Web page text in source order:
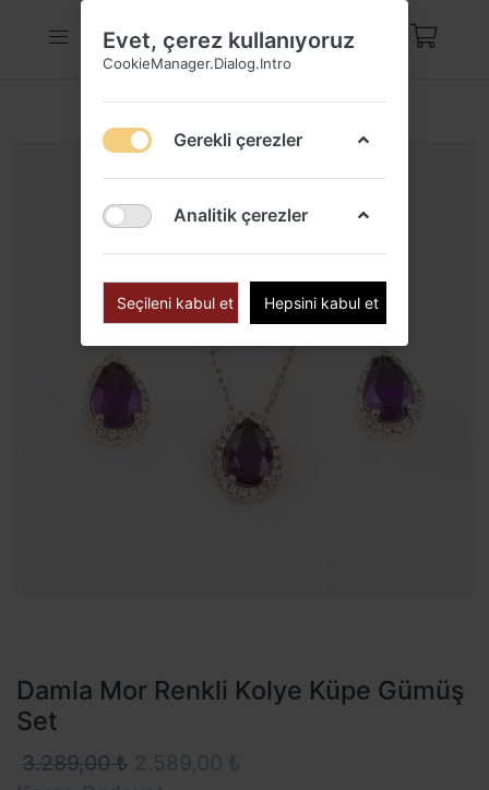
Damla Mor Renkli Kolye Küpe Gümüş
Set
3.289,00 ₺
Evet, çerez kullanıyoruz
CookieManager.Dialog.Intro
Gerekli çerezler
Analitik çerezler
Seçileni kabul et Hepsini kabul et